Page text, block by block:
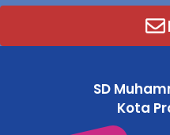
SD
Kota